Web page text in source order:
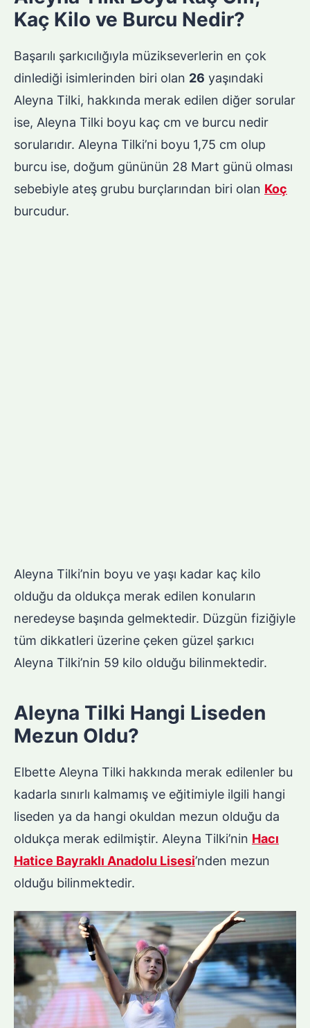
Kaç Kilo ve Burcu Nedir?
Başarılı şarkıcılığıyla müzikseverlerin en çok
dinlediği isimlerinden biri olan 26 yaşındaki
Aleyna Tilki, hakkında merak edilen diğer sorular
ise, Aleyna Tilki boyu kaç cm ve burcu nedir
sorularıdır. Aleyna Tilki’ni boyu 1,75 cm olup
burcu ise, doğum gününün 28 Mart günü olması
sebebiyle ateş grubu burçlarından biri olan Koç
burcudur.
Aleyna Tilki’nin boyu ve yaşı kadar kaç kilo
olduğu da oldukça merak edilen konuların
neredeyse başında gelmektedir. Düzgün fiziğiyle
tüm dikkatleri üzerine çeken güzel şarkıcı
Aleyna Tilki’nin 59 kilo olduğu bilinmektedir.
Aleyna Tilki Hangi Liseden
Mezun Oldu?
Elbette Aleyna Tilki hakkında merak edilenler bu
kadarla sınırlı kalmamış ve eğitimiyle ilgili hangi
liseden ya da hangi okuldan mezun olduğu da
oldukça merak edilmiştir. Aleyna Tilki’nin Hacı
Hatice Bayraklı Anadolu Lisesi’nden mezun
olduğu bilinmektedir.